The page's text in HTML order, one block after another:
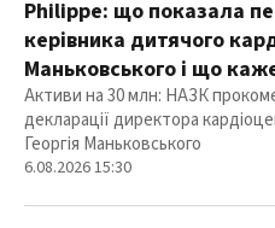
Philippe: що показала
керівника дитячого
Маньковського і що
Активи на 30 млн: НАЗК
декларації директора
Георгія Маньковського
6.08.2026 15:30